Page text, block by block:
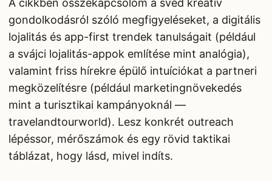
A cikkben összekapcsolom a svéd kreatív
gondolkodásról szóló megfigyeléseket, a digitális
lojalitás és app-first trendek tanulságait (például
a svájci lojalitás-appok említése mint analógia),
valamint friss hírekre épülő intuíciókat a partneri
megközelítésre (például marketingnövekedés
mint a turisztikai kampányoknál —
travelandtourworld). Lesz konkrét outreach
lépéssor, mérőszámok és egy rövid taktikai
táblázat, hogy lásd, mivel indíts.